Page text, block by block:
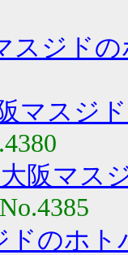
スジド
マスジ
大阪マス
No.4385
ドのホト